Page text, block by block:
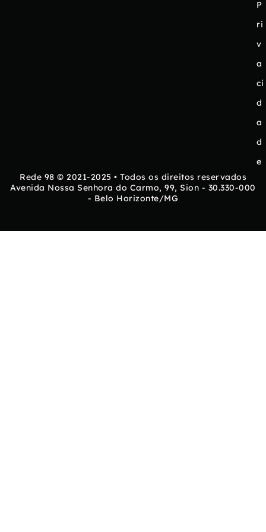
P
ri
v
a
ci
d
a
d
e
Rede 98 © 2021-2025 • Todos os direitos reservados
Avenida Nossa Senhora do Carmo, 99, Sion - 30.330-000
- Belo Horizonte/MG